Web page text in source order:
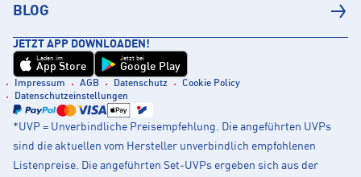
BLOG
JETZT APP DOWNLOADEN!
Laden im
App Store
Jetzt bei
Google Play
Impressum AGB Datenschutz
Cookie Policy
Datenschutzeinstellungen
*UVP = Unverbindliche Preisempfehlung. Die angeführten UVPs
sind die aktuellen vom Hersteller unverbindlich empfohlenen
Listenpreise. Die angeführten Set-UVPs ergeben sich aus der